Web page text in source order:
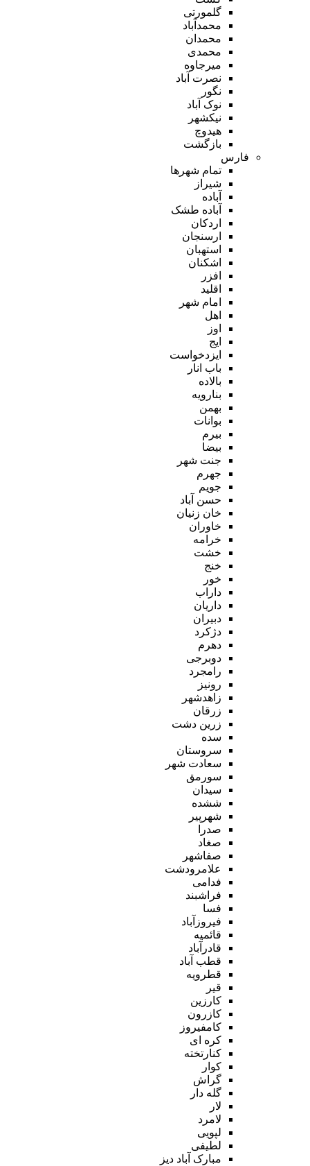
گلمورتی
محمدآباد
محمدان
محمدی
میرجاوه
نصرت آباد
نگور
نوک آباد
نیکشهر
هیدوچ
بازگشت
فارس
تمام شهر‌ها
شیراز
آباده
آباده طشک
اردکان
ارسنجان
استهبان
اشکنان
افزر
اقلید
امام شهر
اهل
اوز
ایج
ایزدخواست
باب انار
بالاده
بنارویه
بهمن
بوانات
بیرم
بیضا
جنت شهر
جهرم
جویم
حسن آباد
خان زنیان
خاوران
خرامه
خشت
خنج
خور
داراب
داریان
دبیران
دژکرد
دهرم
دوبرجی
رامجرد
رونیز
زاهدشهر
زرقان
زرین دشت
سده
سروستان
سعادت شهر
سورمق
سیدان
ششده
شهرپیر
صدرا
صغاد
صفاشهر
علامرودشت
فدامی
فراشبند
فسا
فیروزآباد
قائمیه
قادرآباد
قطب آباد
قطرویه
قیر
کارزین
کازرون
کامفیروز
کره ای
کنارتخته
کوار
گراش
گله دار
لار
لامرد
لپویی
لطیفی
مبارک آباد دیز